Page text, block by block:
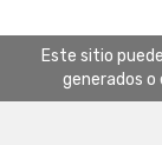
Este sitio
generados